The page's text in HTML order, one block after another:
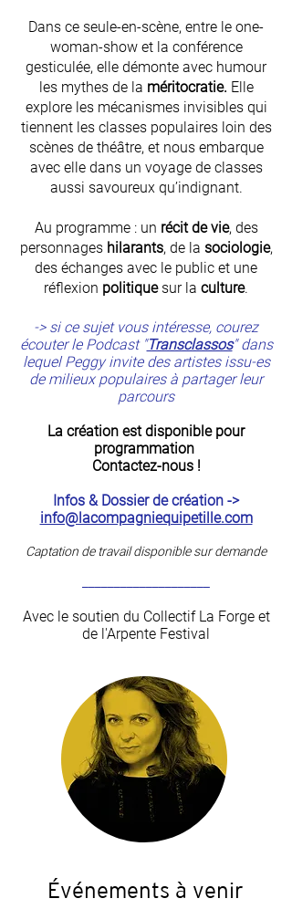
Dans ce seule-en-scène, entre le one-
woman-show et la conférence
gesticulée, elle démonte avec humour
les mythes de la méritocratie. Elle
explore les mécanismes invisibles qui
tiennent les classes populaires loin des
scènes de théâtre, et nous embarque
avec elle dans un voyage de classes
aussi savoureux qu’indignant.
Au programme : un récit de vie, des
personnages hilarants, de la sociologie,
des échanges avec le public et une
réflexion politique sur la culture.
-> si ce sujet vous intéresse, courez
écouter le Podcast "Transclassos" dans
lequel Peggy invite des artistes issu-es
de milieux populaires à partager leur
parcours
La création est disponible pour
programmation
Contactez-nous !
Infos & Dossier de création ->
info@lacompagniequipetille.com
Captation de travail disponible sur demande
Avec le soutien du Collectif La Forge et
de l'Arpente Festival
Événements à venir